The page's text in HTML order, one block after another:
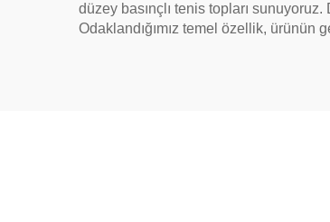
düzey basınçlı tenis topları
Odaklandığımız temel özellik, ürünün